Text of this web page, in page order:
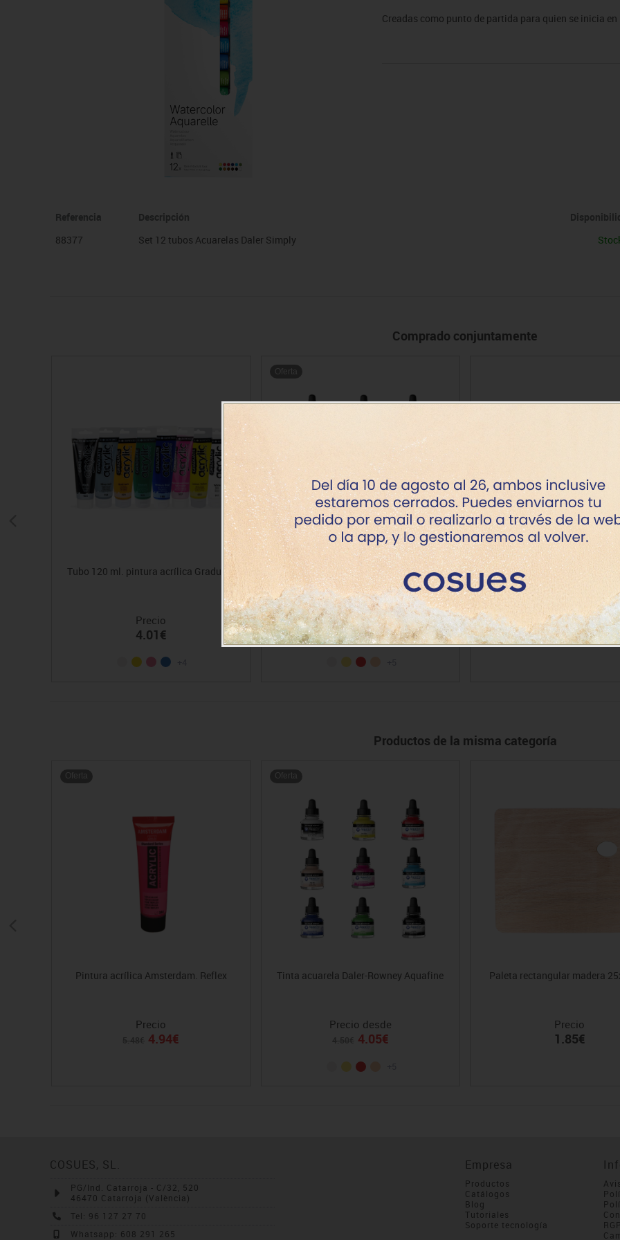
Juegos de mesa
Juegos simbólicos
Pizarras, vitrinas y expositores
Sillas, bancos y taburetes
Creadas como punto de partida para quien se inicia en
Referencia Descripción
88377
Set 12 tubos Acuarelas Daler Simply
Comprado conjuntamente
Tubo 120 ml. pintura acrílica Graduate
Precio
4.01€
Oferta
Tinta acuarela Daler-Rowney Aquafine
Precio desde
4.50€ 4.05€
Bastidores entelados
Precio desde
5.11€
Productos de la misma categoría
Oferta
Pintura acrílica Amsterdam. Reflex
Precio
4.94€
Oferta
Tinta acuarela Daler-Rowney Aquafine
Precio desde
4.05€
Paleta rectangular madera
Precio
1.85€
COSUES, SL.
PG/Ind. Catarroja - C/32, 520
46470 Catarroja (València)
Tel: 96 127 27 70
Whatsapp: 608 291 265
Empresa
Productos
Catálogos
Blog
Tutoriales
Soporte tecnología